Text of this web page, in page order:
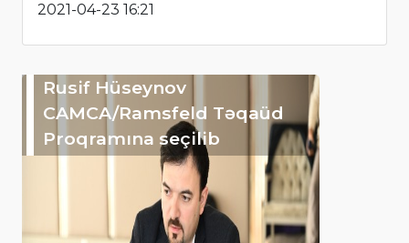
2021-04-23 16:21
Rusif Hüseynov
CAMCA/Ramsfeld Təqaüd
Proqramına seçilib